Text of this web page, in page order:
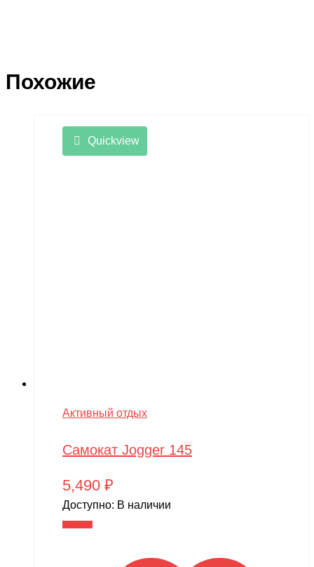
Похожие
Quickview
Активный отдых
Самокат Jogger 145
5,490 ₽
Доступно: В наличии